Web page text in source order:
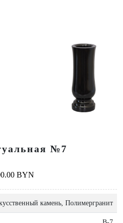
№7
BYN
камень, Полимергранит